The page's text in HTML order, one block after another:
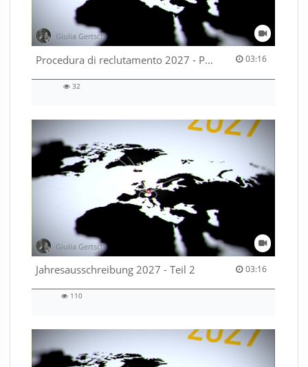
Giulia Gertsch
Procedura di reclutamento 2027 - Parte 2 03:16
03:16 duration
32
Giulia Gertsch
Jahresausschreibung 2027 - Teil 2 03:16
03:16 duration
110